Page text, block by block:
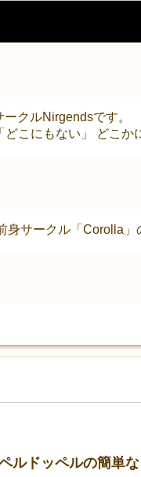
クルNirgendsです。
こにもない」 どこか
サークル「Corolla」
ペルドッペルの簡単